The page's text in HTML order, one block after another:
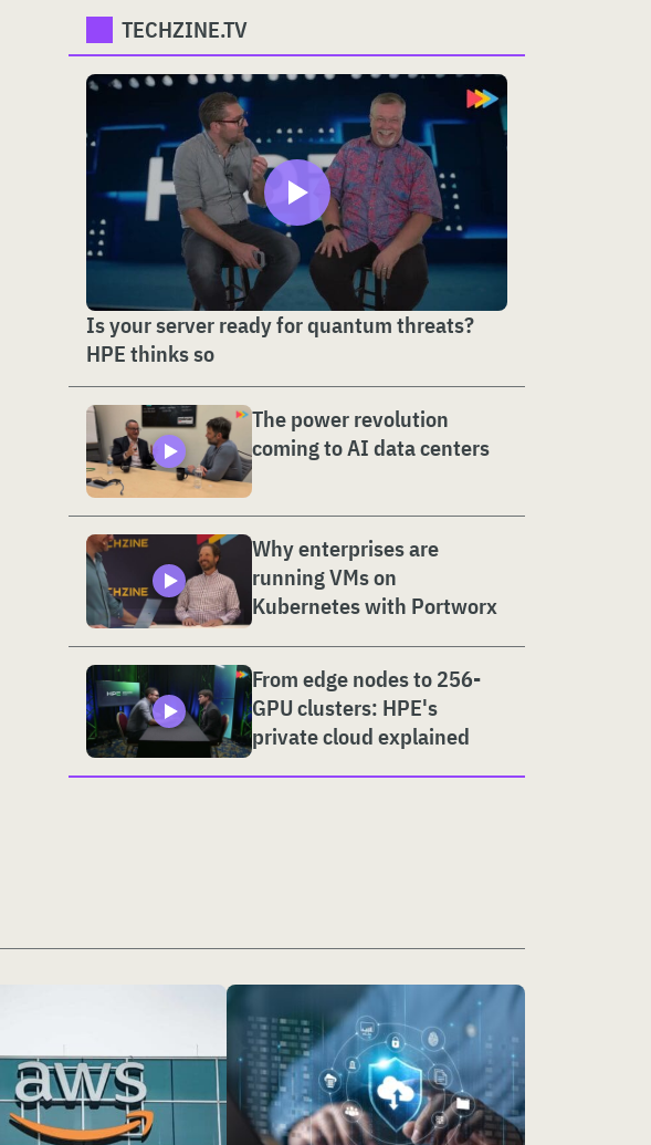
TECHZINE.TV
Is your server ready for quantum threats?
HPE thinks so
The power revolution
coming to AI data centers
Why enterprises are
running VMs on
Kubernetes with Portworx
From edge nodes to 256-
GPU clusters: HPE's
private cloud explained